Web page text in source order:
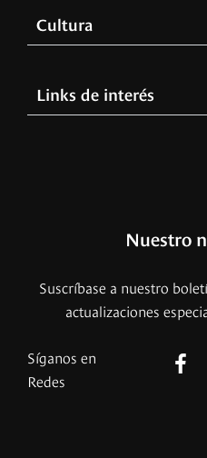
Cultura
Links de interés
Nuestro
Suscríbase a nuestro
actualizaciones
Síganos en
Redes